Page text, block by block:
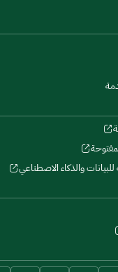
للبيانات والذكاء الاصطناعي